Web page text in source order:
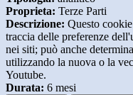
Proprieta: Terze Parti
Descrizione: Questo
traccia delle preferenze
nei siti; può anche
utilizzando la nuova o la
Youtube.
Durata: 6 mesi